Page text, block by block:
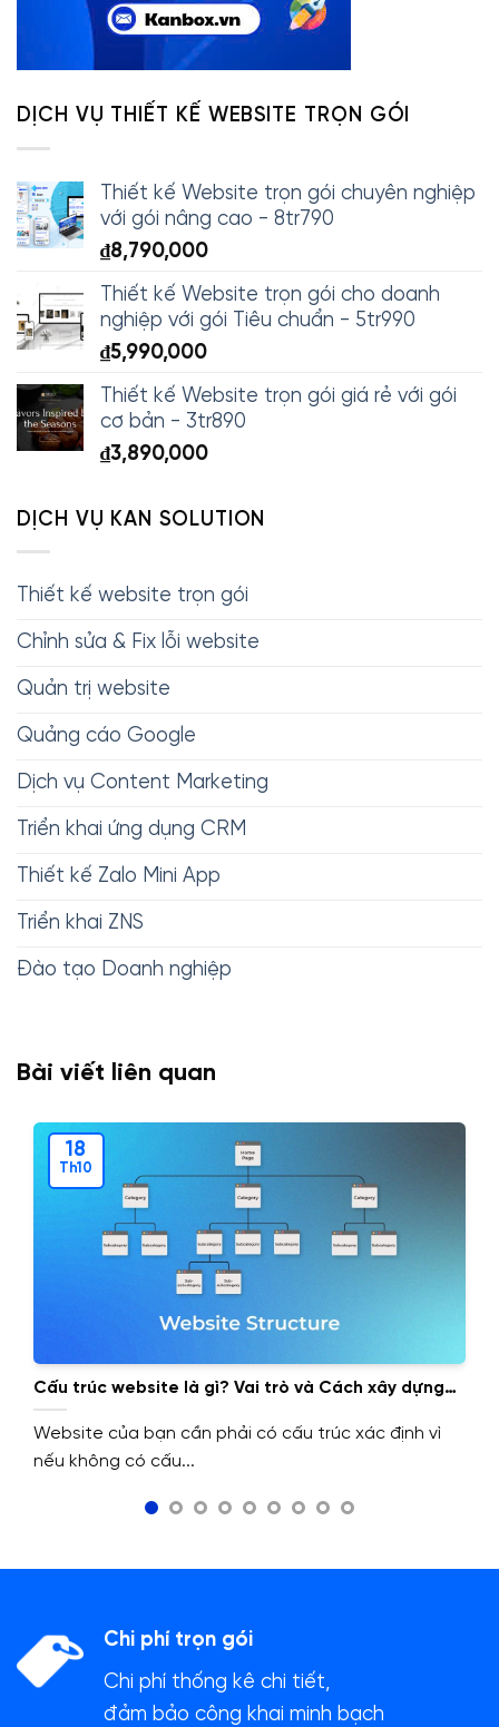
DỊCH VỤ THIẾT KẾ WEBSITE TRỌN GÓI
Thiết kế Website trọn gói chuyên nghiệp
với gói nâng cao - 8tr790
₫8,790,000
Thiết kế Website trọn gói cho doanh
nghiệp với gói Tiêu chuẩn - 5tr990
₫5,990,000
Thiết kế Website trọn gói giá rẻ với gói
cơ bản - 3tr890
₫3,890,000
DỊCH VỤ KAN SOLUTION
Thiết kế website trọn gói
Chỉnh sửa & Fix lỗi website
Quản trị website
Quảng cáo Google
Dịch vụ Content Marketing
Triển khai ứng dụng CRM
Thiết kế Zalo Mini App
Triển khai ZNS
Đào tạo Doanh nghiệp
Bài viết liên quan
Cấu trúc website là gì? Vai trò và Cách xây dựng
cấu trúc website.
Website của bạn cần phải có cấu trúc xác định vì
nếu không có cấu...
18
Th10
Chi phí trọn gói
Chi phí thống kê chi tiết,
đảm bảo công khai minh bạch